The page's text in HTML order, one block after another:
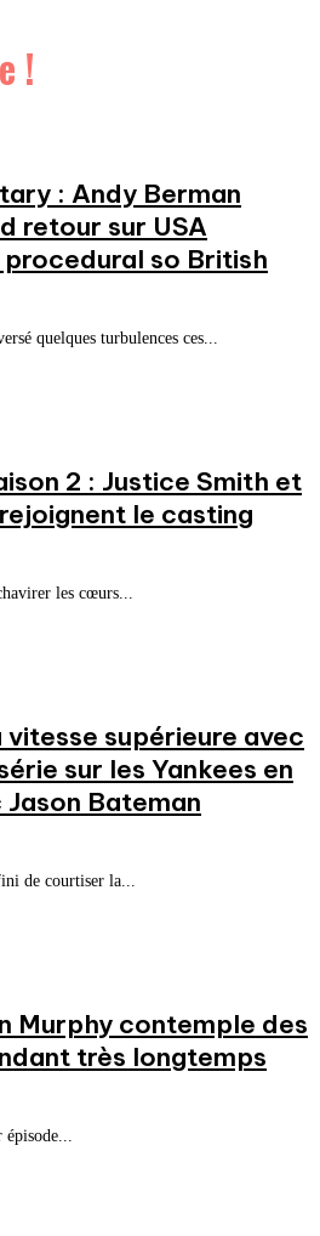
!
: Andy Berman
retour sur USA
so British
quelques turbulences ces...
2 : Justice Smith et
le casting
les cœurs...
supérieure avec
sur les Yankees en
Bateman
de courtiser la...
Murphy contemple des
très longtemps